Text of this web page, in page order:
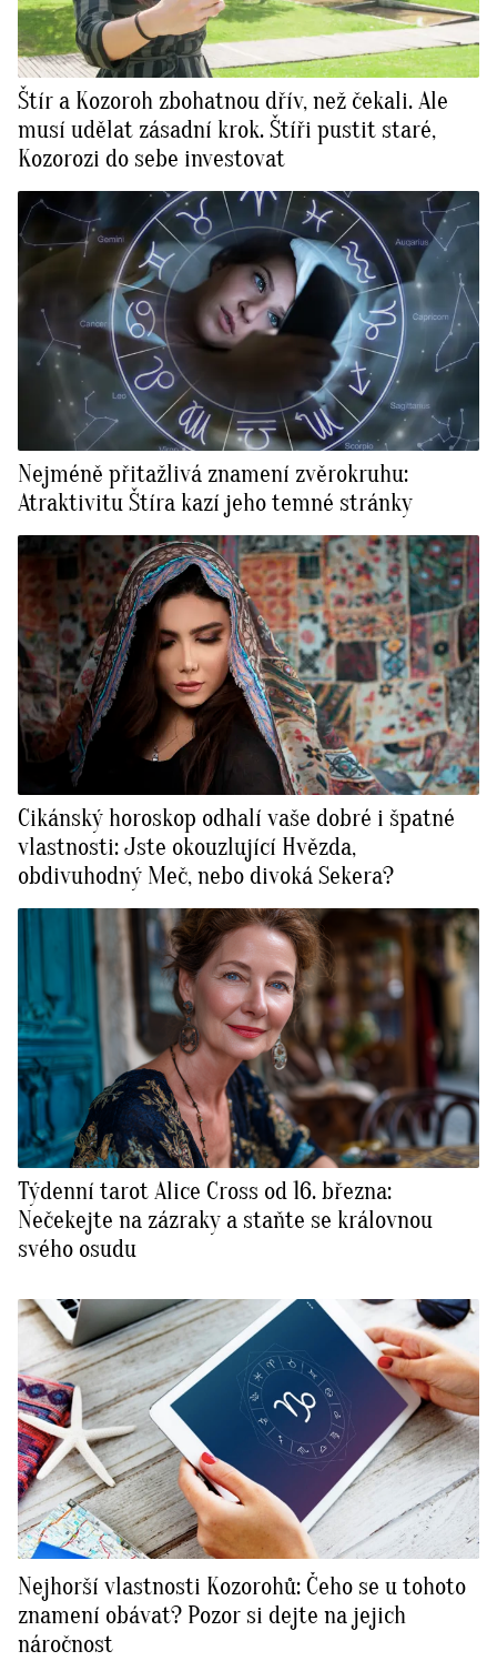
Štír a Kozoroh zbohatnou dřív, než čekali. Ale
musí udělat zásadní krok. Štíři pustit staré,
Kozorozi do sebe investovat
Nejméně přitažlivá znamení zvěrokruhu:
Atraktivitu Štíra kazí jeho temné stránky
Cikánský horoskop odhalí vaše dobré i špatné
vlastnosti: Jste okouzlující Hvězda,
obdivuhodný Meč, nebo divoká Sekera?
Týdenní tarot Alice Cross od 16. března:
Nečekejte na zázraky a staňte se královnou
svého osudu
Nejhorší vlastnosti Kozorohů: Čeho se u tohoto
znamení obávat? Pozor si dejte na jejich
náročnost